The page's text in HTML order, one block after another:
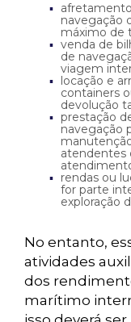
navegação
máximo de
venda de
de
viagem
locação e
containers
devolução
prestação
navegação
atendentes
rendas ou
for parte
exploração
No entanto,
atividades
dos
marítimo